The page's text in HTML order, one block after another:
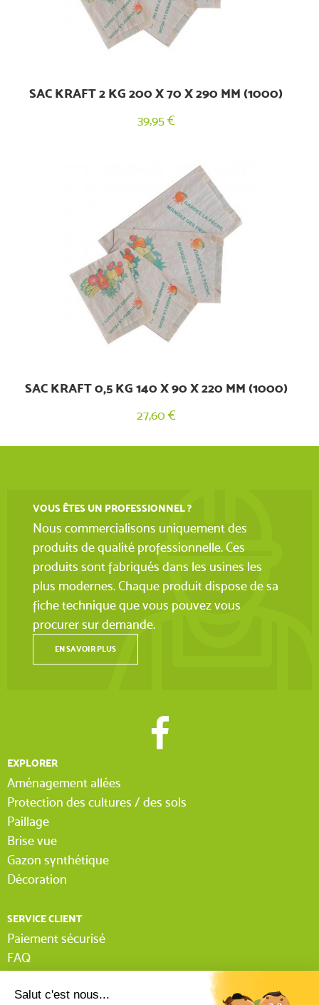
SAC KRAFT 2 KG 200 X 70 X 290 MM (1000)
39,95 €
SAC KRAFT 0,5 KG 140 X 90 X 220 MM (1000)
27,60 €
VOUS ÊTES UN PROFESSIONNEL ?
Nous commercialisons uniquement des
produits de qualité professionnelle. Ces
produits sont fabriqués dans les usines les
plus modernes. Chaque produit dispose de sa
fiche technique que vous pouvez vous
procurer sur demande.
EN SAVOIR PLUS
EXPLORER
Aménagement allées
Protection des cultures / des sols
Paillage
Brise vue
Gazon synthétique
Décoration
SERVICE CLIENT
Paiement sécurisé
FAQ
Lexique Tissnet